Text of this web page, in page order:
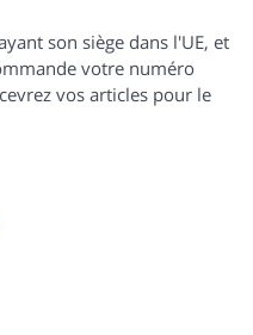
son siège dans l'UE, et
votre numéro
vos articles pour le